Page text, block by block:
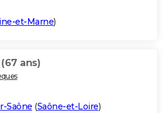
et-Marne)
(67 ans)
Saône (Saône-et-Loire)